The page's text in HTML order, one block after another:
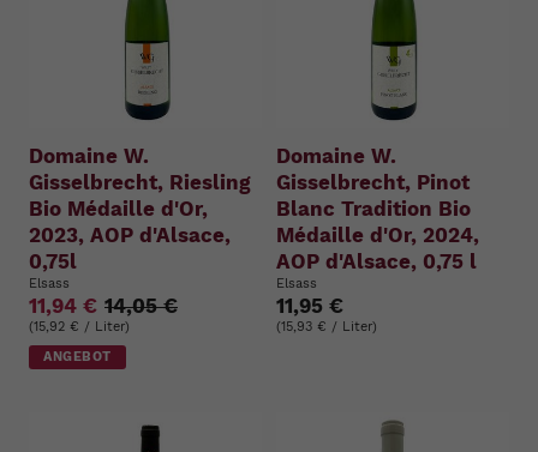
Domaine W.
Gisselbrecht, Riesling
Bio Médaille d'Or,
2023, AOP d'Alsace,
0,75l
Elsass
11,94 € 14,05 €
(15,92 € / Liter)
ANGEBOT
Domaine W.
Gisselbrecht, Pinot
Blanc Tradition Bio
Médaille d'Or, 2024,
AOP d'Alsace, 0,75 l
Elsass
11,95 €
(15,93 € / Liter)